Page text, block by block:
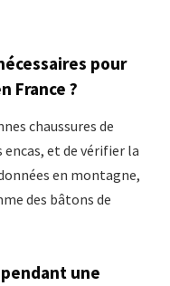
pour
France ?
chaussures de
encas, et de vérifier la
en montagne,
des bâtons de
une